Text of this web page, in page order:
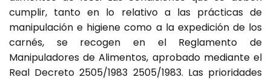
cumplir, tanto en lo relativo a las prácticas de
manipulación e higiene como a la expedición de los
carnés, se recogen en el Reglamento de
Manipuladores de Alimentos, aprobado mediante el
Real Decreto 2505/1983 2505/1983. Las prioridades